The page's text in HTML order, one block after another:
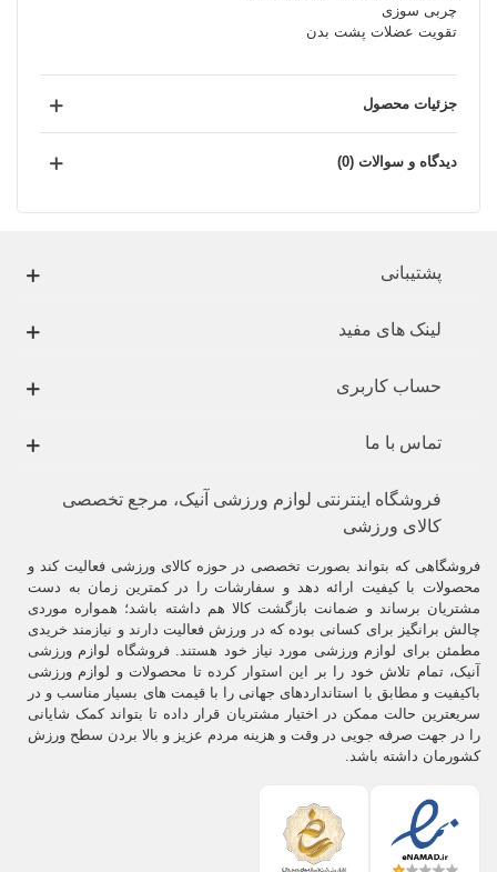
چربی سوزی
تقویت عضلات پشت بدن
جزئیات محصول
دیدگاه و سوالات (0)
پشتیبانی
لینک های مفید
حساب کاربری
تماس با ما
فروشگاه اینترنتی لوازم ورزشی آنیک، مرجع تخصصی
کالای ورزشی
فروشگاهی که بتواند بصورت تخصصی در حوزه کالای ورزشی فعالیت کند و
محصولات با کیفیت ارائه دهد و سفارشات را در کمترین زمان به دست
مشتریان برساند و ضمانت بازگشت کالا هم داشته باشد؛ همواره موردی
چالش برانگیز برای کسانی بوده که در ورزش فعالیت دارند و نیازمند خریدی
مطمئن برای لوازم ورزشی مورد نیاز خود هستند. فروشگاه لوازم ورزشی
آنیک، تمام تلاش خود را بر این استوار کرده تا محصولات و لوازم ورزشی
باکیفیت و مطابق با استانداردهای جهانی را با قیمت های بسیار مناسب و در
سریعترین حالت ممکن در اختیار مشتریان قرار داده تا بتواند کمک شایانی
را در جهت صرفه جویی در وقت و هزینه مردم عزیز و بالا بردن سطح ورزش
کشورمان داشته باشد.